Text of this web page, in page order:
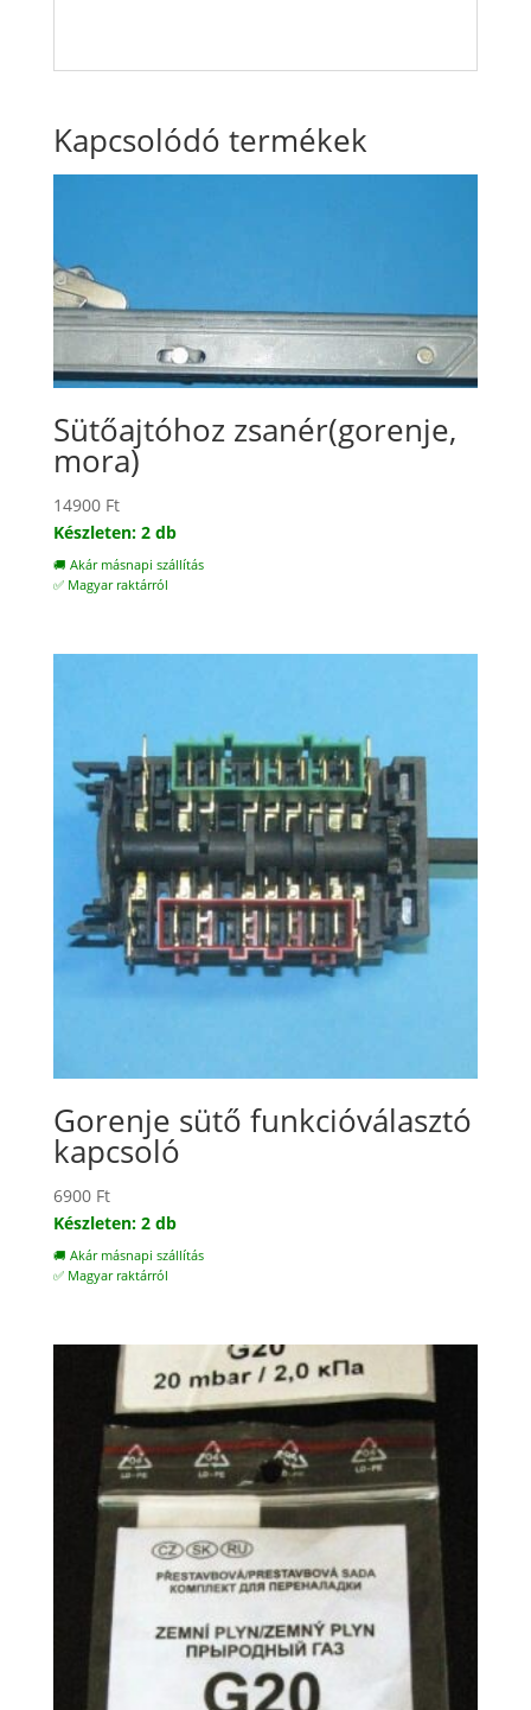
Kapcsolódó termékek
Sütőajtóhoz zsanér(gorenje,
mora)
14900 Ft
Készleten: 2 db
🚚 Akár másnapi szállítás
✅ Magyar raktárról
Gorenje sütő funkcióválasztó
kapcsoló
6900 Ft
Készleten: 2 db
🚚 Akár másnapi szállítás
✅ Magyar raktárról